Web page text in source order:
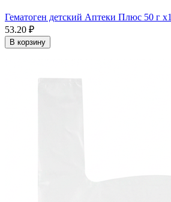
Гематоген детский Аптеки Плюс 50 г x1
53.20 ₽
В корзину